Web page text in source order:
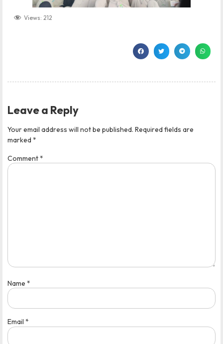
Views: 212
Leave a Reply
Your email address will not be published. Required fields are
marked *
Comment*
Name *
Email *